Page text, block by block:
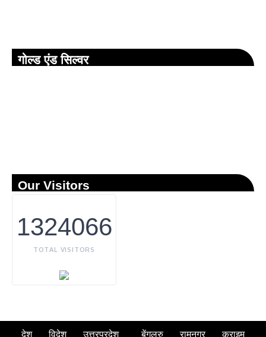
गोल्ड एंड सिल्वर
Our Visitors
1324066
TOTAL VISITORS
देश विदेश उत्तरप्रदेश बेंगलुरु रामनगर
क्राइम